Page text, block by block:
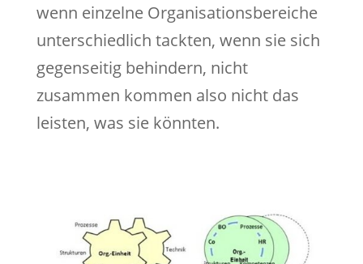
wenn einzelne Organisationsbereiche
unterschiedlich tackten, wenn sie sich
gegenseitig behindern, nicht
zusammen kommen also nicht das
leisten, was sie könnten.